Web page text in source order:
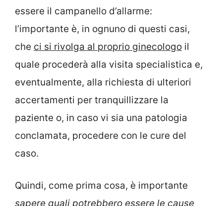
essere il campanello d’allarme:
l’importante è, in ognuno di questi casi,
che ci si rivolga al proprio ginecologo il
quale procederà alla visita specialistica e,
eventualmente, alla richiesta di ulteriori
accertamenti per tranquillizzare la
paziente o, in caso vi sia una patologia
conclamata, procedere con le cure del
caso.
Quindi, come prima cosa, è importante
sapere quali potrebbero essere le cause